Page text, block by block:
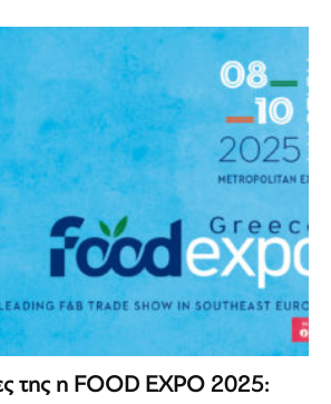
της η FOOD EXPO 2025: